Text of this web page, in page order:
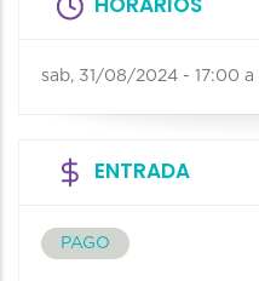
sab, 31/08/2024 - 17:00 a
ENTRADA
PAGO